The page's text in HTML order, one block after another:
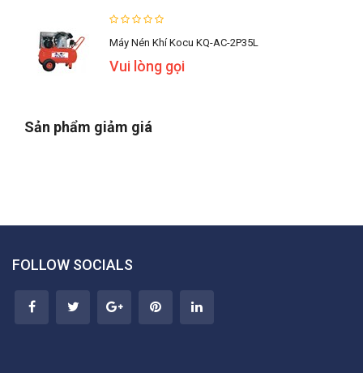
Máy Nén Khí Kocu KQ-AC-2P35L
Vui lòng gọi
Sản phẩm giảm giá
FOLLOW SOCIALS